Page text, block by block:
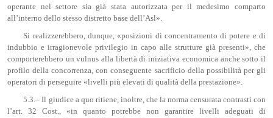
operante nel settore sia già stata autorizzata per il medesimo comparto
all’interno dello stesso distretto base dell’Asl».
Si realizzerebbero, dunque, «posizioni di concentramento di potere e di
indubbio e irragionevole privilegio in capo alle strutture già presenti», che
comporterebbero un vulnus alla libertà di iniziativa economica anche sotto il
profilo della concorrenza, con conseguente sacrificio della possibilità per gli
operatori di perseguire «livelli più elevati di qualità della prestazione».
5.3.– Il giudice a quo ritiene, inoltre, che la norma censurata contrasti con
l’art. 32 Cost., «in quanto potrebbe non garantire livelli adeguati di